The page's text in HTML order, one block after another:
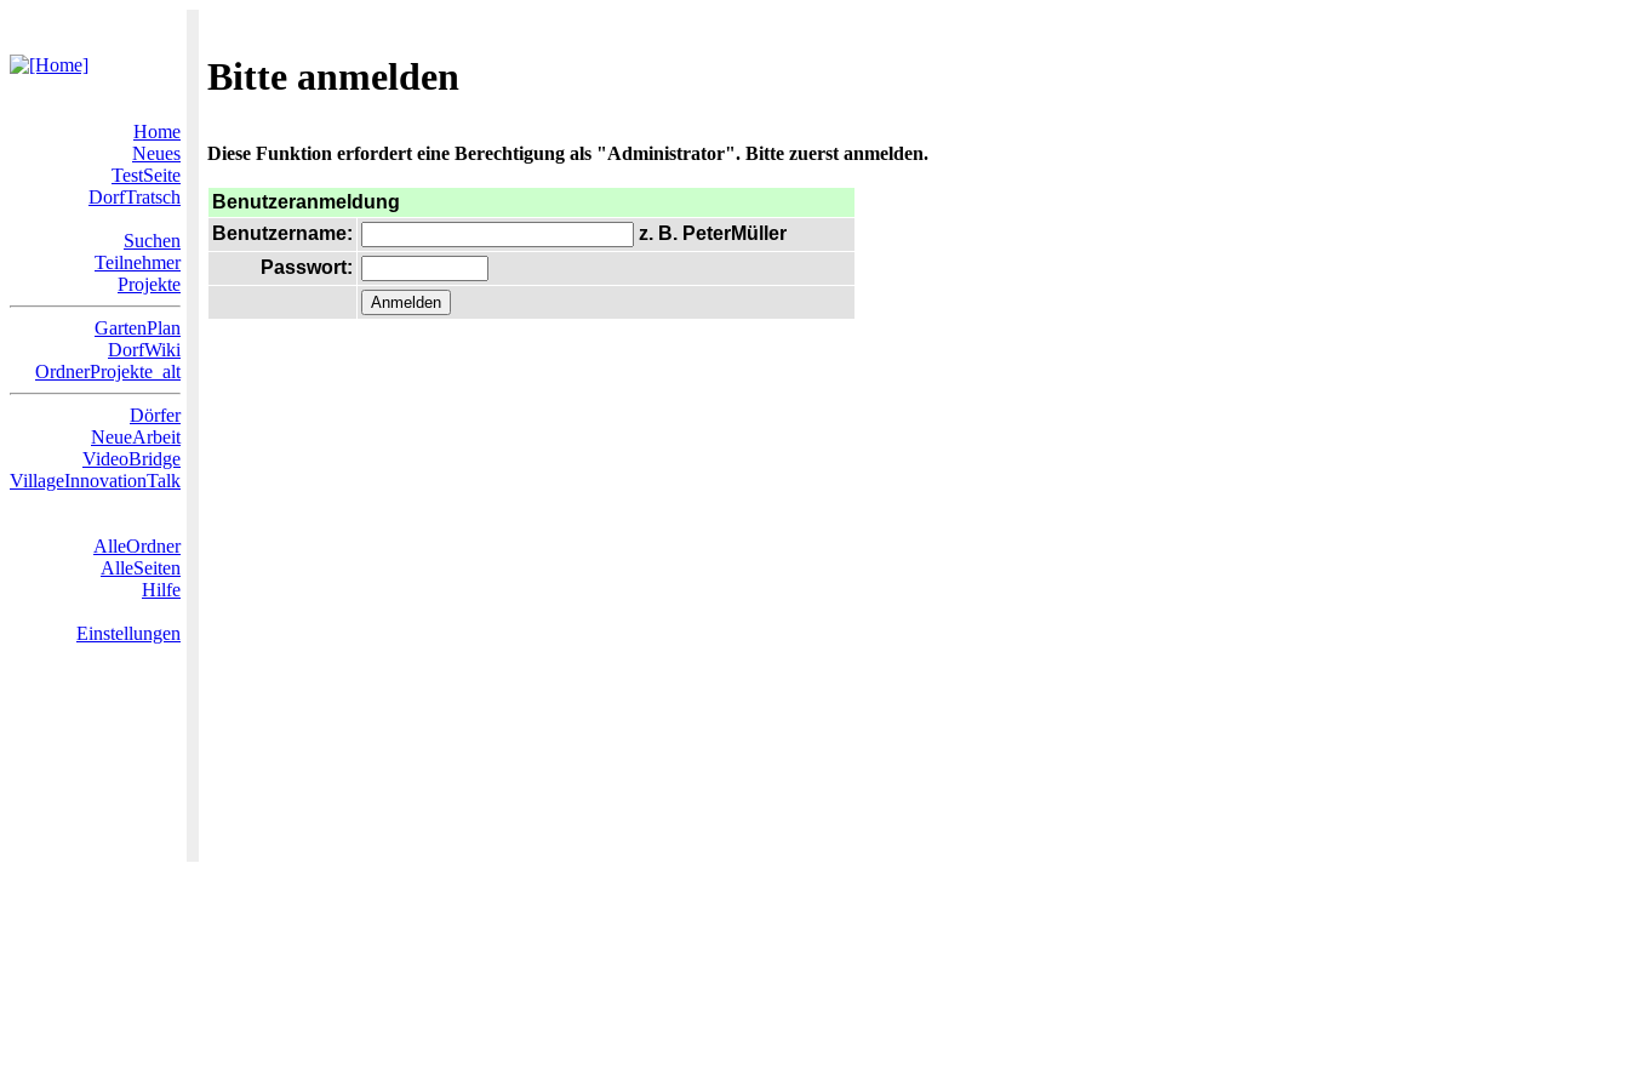
Bitte anmelden
Home
Neues
TestSeite
DorfTratsch
Suchen
Teilnehmer
Projekte
GartenPlan
DorfWiki
OrdnerProjekte_alt
Dörfer
NeueArbeit
VideoBridge
VillageInnovationTalk
AlleOrdner
AlleSeiten
Hilfe
Einstellungen
Diese Funktion erfordert eine Berechtigung als "Administrator". Bitte zuerst anmelden.
Benutzeranmeldung
Benutzername:
z. B. PeterMüller
Passwort: